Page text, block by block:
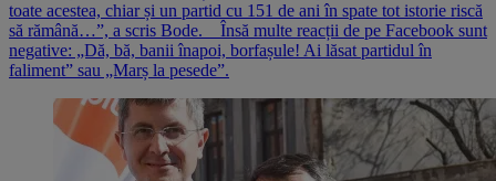
toate acestea, chiar și un partid cu 151 de ani în spate tot istorie riscă
să rămână…”, a scris Bode. Însă multe reacții de pe Facebook sunt
negative: „Dă, bă, banii înapoi, borfașule! Ai lăsat partidul în
faliment” sau „Marș la pesede”.